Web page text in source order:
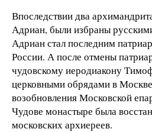
Впоследствии два
Адриан, были избраны
Адриан стал последним
России. А после отмены
чудовскому иеродиакону
церковными обрядами в
возобновления Московской
Чудове монастыре была
московских архиереев.